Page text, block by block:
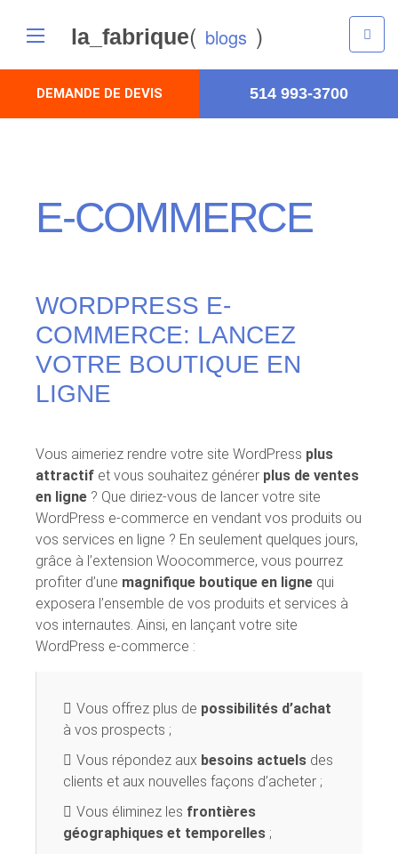
la_fabrique( blogs )
DEMANDE DE DEVIS 514 993-3700
E-COMMERCE
WORDPRESS E-
COMMERCE: LANCEZ
VOTRE BOUTIQUE EN
LIGNE
Vous aimeriez rendre votre site WordPress plus
attractif et vous souhaitez générer plus de ventes
en ligne ? Que diriez-vous de lancer votre site
WordPress e-commerce en vendant vos produits ou
vos services en ligne ? En seulement quelques jours,
grâce à l’extension Woocommerce, vous pourrez
profiter d’une magnifique boutique en ligne qui
exposera l’ensemble de vos produits et services à
vos internautes. Ainsi, en lançant votre site
WordPress e-commerce :
Vous offrez plus de possibilités d’achat
à vos prospects ;
Vous répondez aux besoins actuels des
clients et aux nouvelles façons d’acheter ;
Vous éliminez les frontières
géographiques et temporelles ;